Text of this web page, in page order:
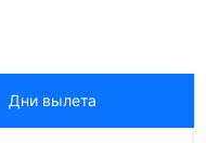
Дни вылета